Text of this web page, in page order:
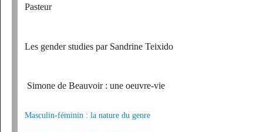
Pasteur
Les gender studies par Sandrine Teixido
Simone de Beauvoir : une oeuvre-vie
Masculin-féminin : la nature du genre